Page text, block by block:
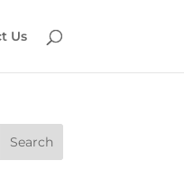
Us
Search